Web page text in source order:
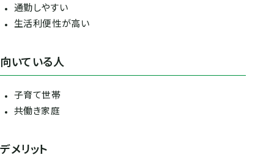
通勤しやすい
生活利便性が高い
向いている人
子育て世帯
共働き家庭
デメリット